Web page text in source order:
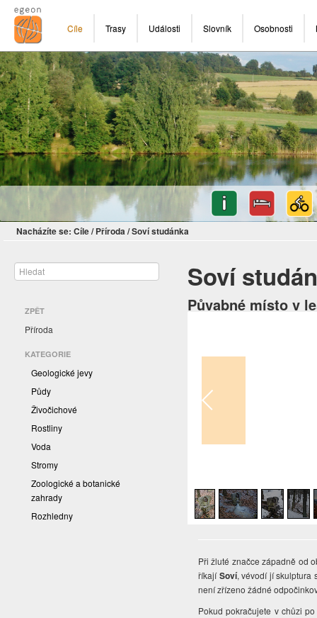
Cíle Trasy Události Slovník Osobnosti
Nacházíte se: Cíle/ Příroda/Soví studánka
ZPĚT
Příroda
KATEGORIE
Geologické jevy
Půdy
Živočichové
Rostliny
Voda
Stromy
Zoologické a botanické
zahrady
Rozhledny
Soví
Půvabné místo v
Při žluté značce západně od
říkajíSoví, vévodí jí skulptura
není zřízeno žádné
Pokud pokračujete v chůzi